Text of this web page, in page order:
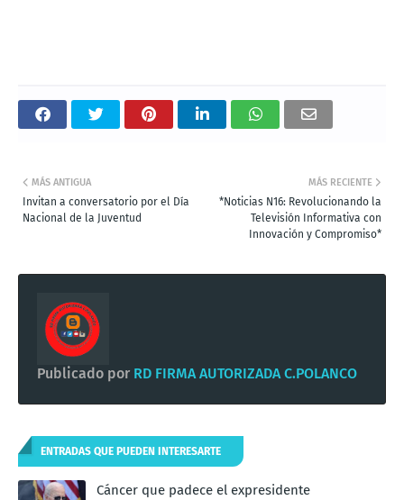
MÁS RECIENTE
*Noticias N16: Revolucionando la
Televisión Informativa con
Innovación y Compromiso*
MÁS ANTIGUA
Invitan a conversatorio por el Día
Nacional de la Juventud
Publicado por RD FIRMA AUTORIZADA C.POLANCO
ENTRADAS QUE PUEDEN INTERESARTE
Cáncer que padece el expresidente